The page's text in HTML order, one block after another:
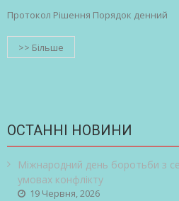
Протокол Рішення Порядок денний
>> Більше
ОСТАННІ НОВИНИ
Міжнародний день боротьби з
умовах конфлікту
19 Червня, 2026